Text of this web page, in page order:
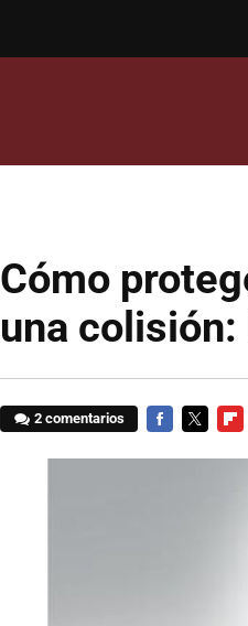
Cómo
una
2 comentarios